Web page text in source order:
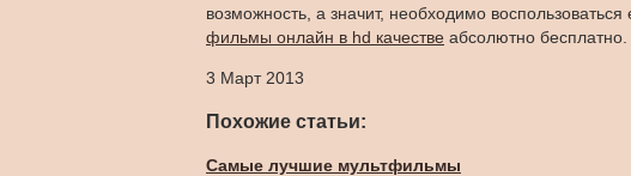
возможность, а значит, необходимо
фильмы онлайн в hd качестве абсолютно бесплатно.
3 Март 2013
Похожие статьи:
Самые лучшие мультфильмы